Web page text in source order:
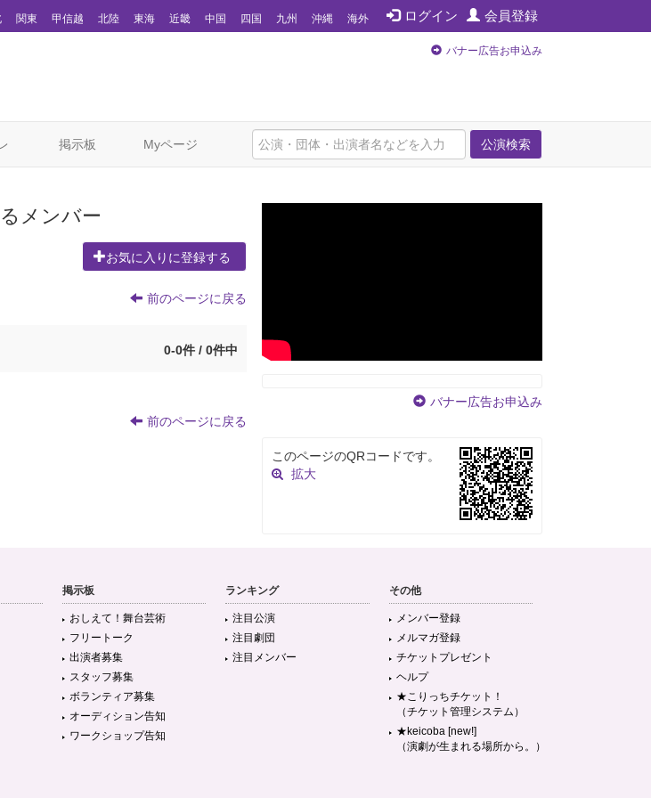
ログイン 会員登録
関東 甲信越 北陸 東海 近畿 中国 四国 九州 沖縄 海外
バナー広告お申込み
公演検索
掲示板 Myページ
メンバー
お気に入りに登録する
前のページに戻る
0-0件 / 0件中
前のページに戻る
バナー広告お申込み
このページのQRコードです。
拡大
掲示板
おしえて！舞台芸術
フリートーク
出演者募集
スタッフ募集
ボランティア募集
オーディション告知
ワークショップ告知
ランキング
注目公演
注目劇団
注目メンバー
その他
メンバー登録
メルマガ登録
チケットプレゼント
ヘルプ
★こりっちチケット！
（チケット管理システム）
★keicoba [new!]
（演劇が生まれる場所から。）